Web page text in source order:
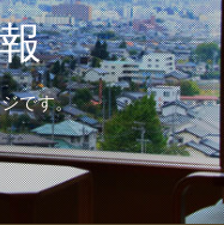
です。